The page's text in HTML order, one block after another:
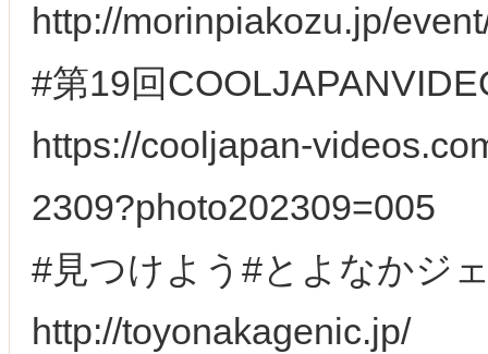
http://morinpiakozu.jp/
#第19回
https://cooljapan-
2309?photo202309=005
#見つけよう#とよなかジ
http://toyonakagenic.jp/